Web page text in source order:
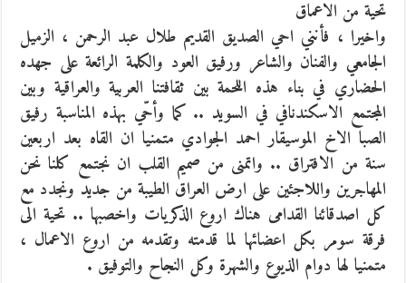
تحية من الاعماق
واخيرا ، فأنني احي الصديق القديم طلال عبد الرحمن ، الزميل
الجامعي والفنان والشاعر ورفيق العود والكلمة الرائعة على جهده
الحضاري في بناء هذه اللحمة بين ثقافتنا العربية والعراقية وبين
المجتمع الاسكندنافي في السويد .. كما وأحّي بهذه المناسبة رفيق
الصبا الاخ الموسيقار احمد الجوادي متمنيا ان القاه بعد اربعين
سنة من الافتراق .. واتمنى من صميم القلب ان نجتمع كلنا نحن
المهاجرين واللاجئين على ارض العراق الطيبة من جديد ونجدد مع
كل اصدقائنا القدامى هناك اروع الذكريات واخصبها .. تحية الى
فرقة سومر بكل اعضائها لما قدمته وتقدمه من اروع الاعمال ،
متمنيا لها دوام الذيوع والشهرة وكل النجاح والتوفيق .